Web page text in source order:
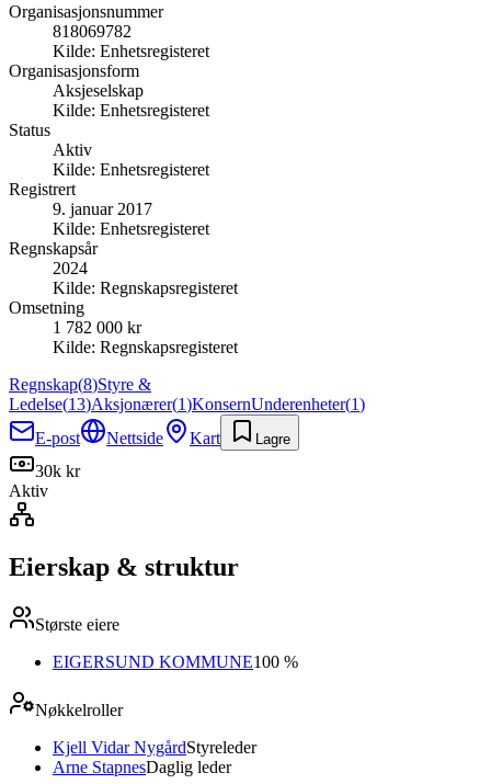
Organisasjonsnummer
818069782
Kilde: Enhetsregisteret
Organisasjonsform
Aksjeselskap
Kilde: Enhetsregisteret
Status
Aktiv
Kilde: Enhetsregisteret
Registrert
9. januar 2017
Kilde: Enhetsregisteret
Regnskapsår
2024
Kilde: Regnskapsregisteret
Omsetning
1 782 000 kr
Kilde: Regnskapsregisteret
Regnskap(8)Styre &
Ledelse(13)Aksjonærer(1)KonsernUnderenheter(1)
E-post
Nettside Kart Lagre
30k kr
Aktiv
Eierskap & struktur
Største eiere
EIGERSUND KOMMUNE100 %
Nøkkelroller
Kjell Vidar NygårdStyreleder
Arne StapnesDaglig leder